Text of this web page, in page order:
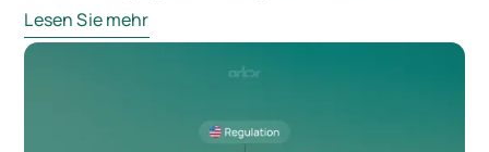
Lesen Sie mehr